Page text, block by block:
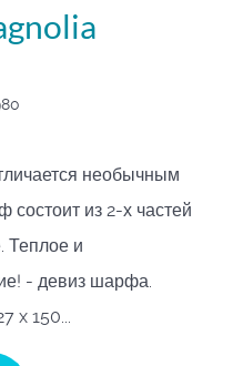
необычным
из 2-х частей
Теплое и
- девиз шарфа.
x 150...